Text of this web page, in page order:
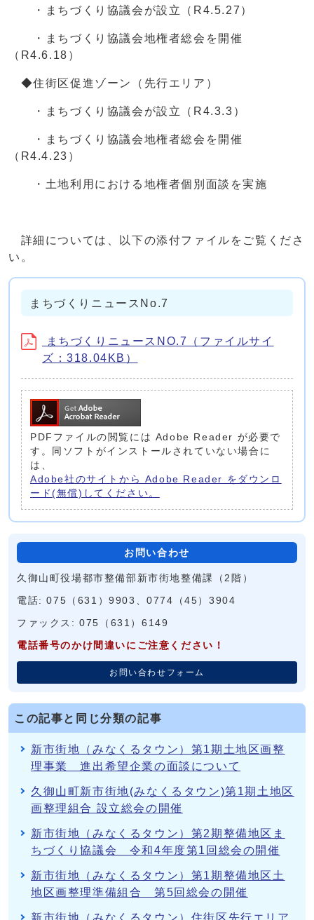
・まちづくり協議会が設立（R4.5.27）
・まちづくり協議会地権者総会を開催
（R4.6.18）
◆住街区促進ゾーン（先行エリア）
・まちづくり協議会が設立（R4.3.3）
・まちづくり協議会地権者総会を開催
（R4.4.23）
・土地利用における地権者個別面談を実施
詳細については、以下の添付ファイルをご覧くださ
い。
まちづくりニュースNo.7
まちづくりニュースNO.7（ファイルサイ
ズ：318.04KB）
PDFファイルの閲覧には Adobe Reader が必要で
す。同ソフトがインストールされていない場合に
は、
Adobe社のサイトから Adobe Reader をダウンロ
ード(無償)してください。
お問い合わせ
久御山町役場都市整備部新市街地整備課（2階）
電話: 075（631）9903、0774（45）3904
ファックス: 075（631）6149
電話番号のかけ間違いにご注意ください！
お問い合わせフォーム
この記事と同じ分類の記事
新市街地（みなくるタウン）第1期土地区画整
理事業 進出希望企業の面談について
久御山町新市街地(みなくるタウン)第1期土地区
画整理組合 設立総会の開催
新市街地（みなくるタウン）第2期整備地区ま
ちづくり協議会 令和4年度第1回総会の開催
新市街地（みなくるタウン）第1期整備地区土
地区画整理準備組合 第5回総会の開催
新市街地（みなくるタウン）住街区先行エリア